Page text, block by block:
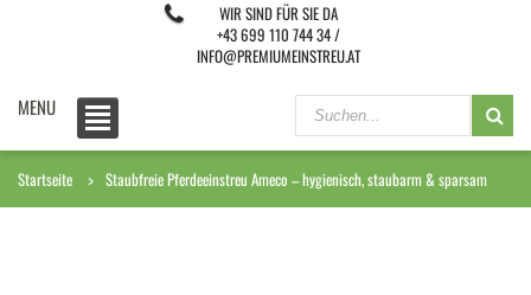
WIR SIND FÜR SIE DA
+43 699 110 744 34 /
INFO@PREMIUMEINSTREU.AT
MENU
Startseite Staubfreie Pferdeeinstreu Ameco – hygienisch, staubarm & sparsam